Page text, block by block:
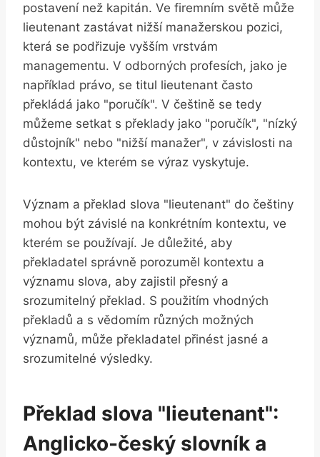
postavení než kapitán. Ve firemním světě může
lieutenant zastávat nižší manažerskou pozici,
která se podřizuje vyšším vrstvám
managementu. V odborných profesích, jako je
například právo, se titul lieutenant často
překládá jako "poručík". V češtině se tedy
můžeme setkat s překlady jako "poručík", "nízký
důstojník" nebo "nižší manažer", v závislosti na
kontextu, ve kterém se výraz vyskytuje.
Význam a překlad slova "lieutenant" do češtiny
mohou být závislé na konkrétním kontextu, ve
kterém se používají. Je důležité, aby
překladatel správně porozuměl kontextu a
významu slova, aby zajistil přesný a
srozumitelný překlad. S použitím vhodných
překladů a s vědomím různých možných
významů, může překladatel přinést jasné a
srozumitelné výsledky.
Překlad slova "lieutenant":
Anglicko-český slovník a